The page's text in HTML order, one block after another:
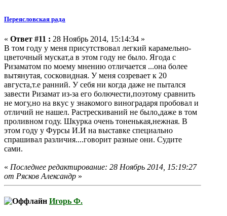
Переясловская рада
« Ответ #11 : 28 Ноябрь 2014, 15:14:34 »
В том году у меня присутствовал легкий карамельно-
цветочный мускат,а в этом году не было. Ягода с
Ризаматом по моему мнению отличается ...она более
вытянутая, сосковидная. У меня созревает к 20
августа,т.е ранний. У себя ни когда даже не пытался
завести Ризамат из-за его болючести,поэтому сравнить
не могу,но на вкус у знакомого виноградаря пробовал и
отличий не нашел. Растрескиваний не было,даже в том
проливном году. Шкурка очень тоненькая,нежная. В
этом году у Фурсы И.И на выставке специально
спрашивал различия....говорит разные они. Судите
сами.
« Последнее редактирование: 28 Ноябрь 2014, 15:19:27
от Рясков Александр »
Игорь Ф.